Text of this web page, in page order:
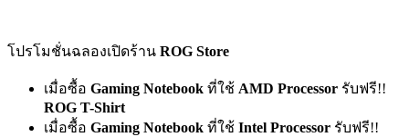
โปรโมชั่นฉลองเปิดร้าน ROG Store
เมื่อซื้อ Gaming Notebook ที่ใช้ AMD Processor รับฟรี!!
ROG T-Shirt
เมื่อซื้อ Gaming Notebook ที่ใช้ Intel Processor รับฟรี!!